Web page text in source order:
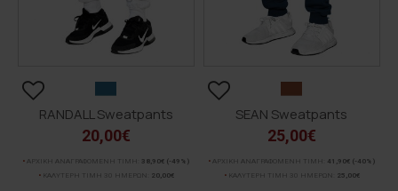
RANDALL Sweatpants
20,00€
ΑΡΧΙΚΗ ΑΝΑΓΡΑΦΟΜΕΝΗ ΤΙΜΗ: 38,90€ (-49%)
ΚΑΛΥΤΕΡΗ ΤΙΜΗ 30 ΗΜΕΡΩΝ:
20,00€
SEAN Sweatpants
25,00€
ΑΡΧΙΚΗ ΑΝΑΓΡΑΦΟΜΕΝΗ ΤΙΜΗ: 41,90€ (-40%)
ΚΑΛΥΤΕΡΗ ΤΙΜΗ 30 ΗΜΕΡΩΝ:
25,00€